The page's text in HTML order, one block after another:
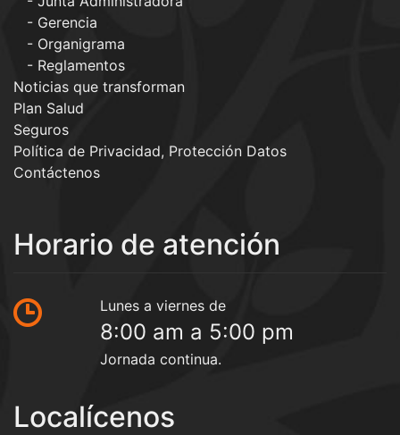
Gerencia
Organigrama
Reglamentos
Noticias que transforman
Plan Salud
Seguros
Política de Privacidad, Protección Datos
Contáctenos
Horario de atención
Lunes a viernes de
8:00 am a 5:00 pm
Jornada continua.
Localícenos